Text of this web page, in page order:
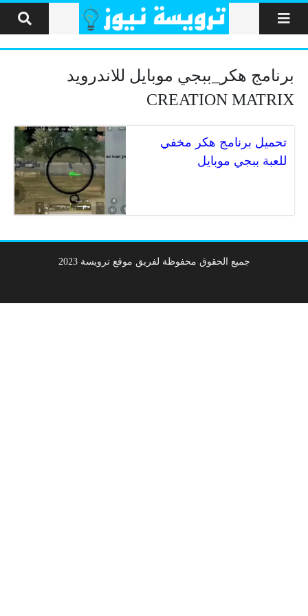
التخطي إلى المحتوى
برنامج هكر_ببجي موبايل للاندرويد
CREATION MATRIX
تحميل برنامج هكر مخفي
للعبة ببجي موبايل
جميع الحقوق محفوظة لفريق موقع ترويسة 2023